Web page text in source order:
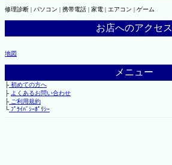
修理診断 | パソコン | 携帯電話 | 家電 | エアコン | ゲーム
お店へのアクセス
地図
メニュー
├初めての方へ
├ よくあるお問い合わせ
├ご利用規約
└ﾌﾟﾗｲﾊﾞｼｰﾎﾟﾘｼｰ